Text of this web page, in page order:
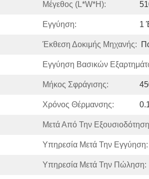
Μέγεθος (L*W*H):
Εγγύηση: 1
Έκθεση Δοκιμής Μηχανής:
Εγγύηση Βασικών
Μήκος Σφράγισης:
Χρόνος Θέρμανσης:
Μετά Από Την
Υπηρεσία Μετά Την Εγγύηση:
Υπηρεσία Μετά Την Πώληση: